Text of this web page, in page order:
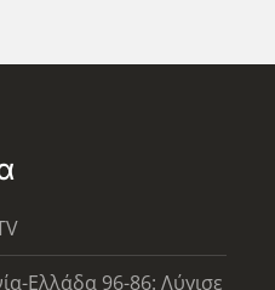
Ελλάδα 96-86: Λύγισε